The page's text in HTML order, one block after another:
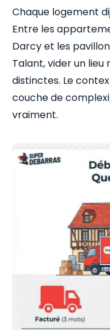
Chaque logement
Entre les
Darcy et les
Talant, vider un
distinctes. Le
couche de
vraiment.